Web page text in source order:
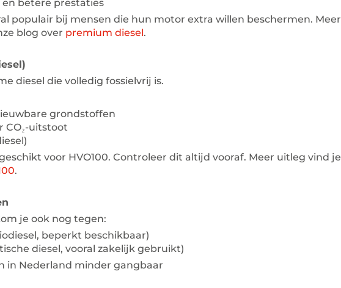
betere prestaties
populair bij mensen die hun motor extra willen beschermen. Meer
blog over premium diesel.
diesel die volledig fossielvrij is.
grondstoffen
CO₂-uitstoot
voor HVO100. Controleer dit altijd vooraf. Meer uitleg vind je
.
je ook nog tegen:
beperkt beschikbaar)
diesel, vooral zakelijk gebruikt)
in Nederland minder gangbaar